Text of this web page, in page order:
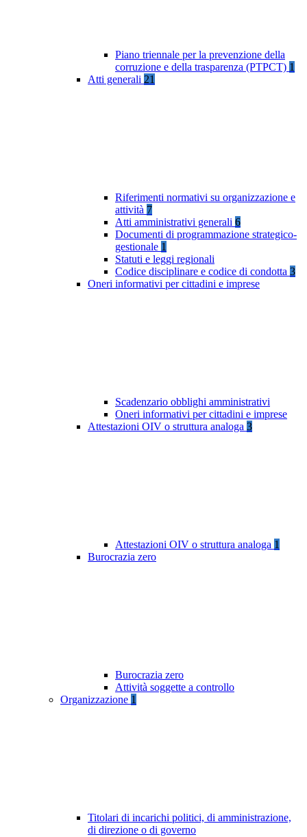
Piano triennale per la prevenzione della
corruzione e della trasparenza (PTPCT) 1
Atti generali 21
Riferimenti normativi su organizzazione e
attività 7
Atti amministrativi generali 6
Documenti di programmazione strategico-
gestionale 1
Statuti e leggi regionali
Codice disciplinare e codice di condotta 3
Oneri informativi per cittadini e imprese
Scadenzario obblighi amministrativi
Oneri informativi per cittadini e imprese
Attestazioni OIV o struttura analoga 3
Attestazioni OIV o struttura analoga 1
Burocrazia zero
Burocrazia zero
Attività soggette a controllo
Organizzazione 1
Titolari di incarichi politici, di amministrazione,
di direzione o di governo